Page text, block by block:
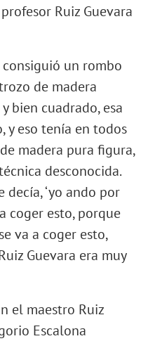
Ruiz Guevara
consiguió un rombo
de madera
bien cuadrado, esa
y eso tenía en todos
madera pura figura,
desconocida.
decía, ‘yo ando por
coger esto, porque
va a coger esto,
Guevara era muy
el maestro Ruiz
Escalona